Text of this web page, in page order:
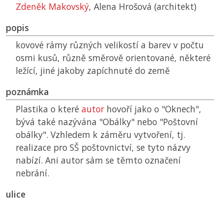
Zdeněk Makovský, Alena Hrošová (architekt)
popis
kovové rámy různých velikostí a barev v počtu
osmi kusů, různě směrově orientované, některé
ležící, jiné jakoby zapíchnuté do země
poznámka
Plastika o které autor hovoří jako o "Oknech",
bývá také nazývána "Obálky" nebo "Poštovní
obálky". Vzhledem k záměru vytvoření, tj.
realizace pro SŠ poštovnictví, se tyto názvy
nabízí. Ani autor sám se těmto označení
nebrání.
ulice